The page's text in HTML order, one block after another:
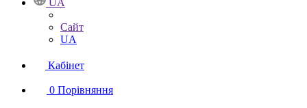
UA
Сайт
UA
Кабінет
0 Порівняння